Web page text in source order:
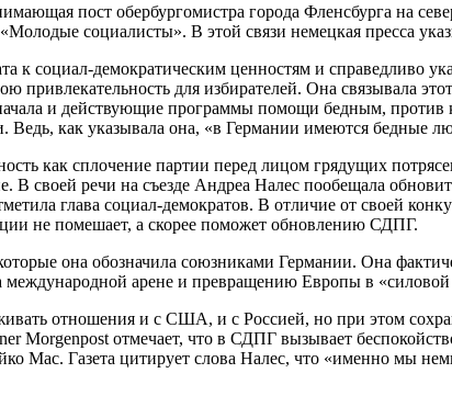
пост обербургомистра города Фленсбурга на
социалисты». В этой связи немецкая пресса
к социал-демократическим ценностям и справедливо
привлекательность для избирателей. Она связывала
и действующие программы помощи бедным, против
как указывала она, «в Германии имеются бедные
как сплочение партии перед лицом грядущих
В своей речи на съезде Андреа Налес пообещала
глава социал-демократов. В отличие от своей
не помешает, а скорее поможет обновлению СДПГ.
она обозначила союзниками Германии. Она
международной арене и превращению Европы в
отношения и с США, и с Россией, но при этом
Morgenpost отмечает, что в СДПГ вызывает
Мас. Газета цитирует слова Налес, что «именно мы